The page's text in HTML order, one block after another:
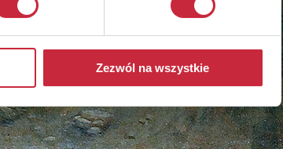
Zezwól na wszystkie